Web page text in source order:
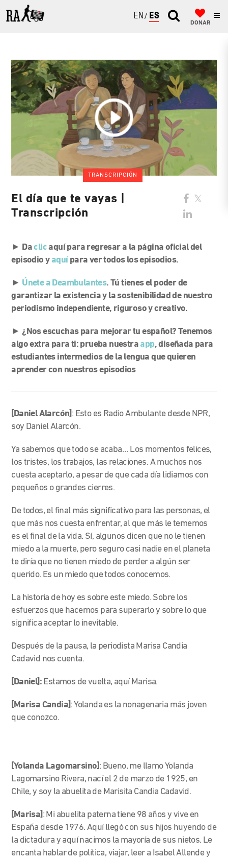
ENGLISH
ESPAÑOL
DONAR
TRANSCRIPCIÓN
El día que te vayas |
Transcripción
► Daclicaquí para regresar a la página oficial del
episodio yaquípara ver todos los episodios.
► Únete a Deambulantes. Tú tienes el poder de
garantizar la existencia y la sostenibilidad de nuestro
periodismo independiente, riguroso y creativo.
► ¿Nos escuchas para mejorar tu español? Tenemos
algo extra para ti: prueba nuestraapp, diseñada para
estudiantes intermedios de la lengua que quieren
aprender con nuestros episodios
[Daniel Alarcón] : Esto es Radio Ambulante desde NPR,
soy Daniel Alarcón.
Ya sabemos que todo se acaba… Los momentos felices,
los tristes, los trabajos, las relaciones. A muchos nos
cuesta aceptarlo, a pesar de que cada día lidiamos con
pequeños o grandes cierres.
De todos, el final más significativo para las personas, el
que más nos cuesta enfrentar, al que más le tememos
es el final de la vida. Sí, algunos dicen que no le tienen
miedo a la muerte, pero seguro casi nadie en el planeta
te diría que no tienen miedo de perder a algún ser
querido. Es un miedo que todos conocemos.
La historia de hoy es sobre este miedo. Sobre los
esfuerzos que hacemos para superarlo y sobre lo que
significa aceptar lo inevitable.
Después de la pausa, la periodista Marisa Candia
Cadavid nos cuenta.
[Daniel]: Estamos de vuelta, aquí Marisa.
[Marisa Candia]: Yolanda es la nonagenaria más joven
que conozco.
[Yolanda Lagomarsino] : Bueno, me llamo Yolanda
Lagomarsino Rivera, nací el 2 de marzo de 1925, en
Chile, y soy la abuelita de Marisita Candia Cadavid.
[Marisa] : Mi abuelita paterna tiene 98 años y vive en
España desde 1976. Aquí llegó con sus hijos huyendo de
la dictadura y aquí nacimos la mayoría de sus nietos. Le
encanta hablar de política, viajar, leer a Isabel Allende y